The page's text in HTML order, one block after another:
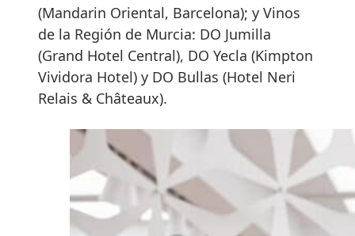
(Mandarin Oriental, Barcelona); y Vinos
de la Región de Murcia: DO Jumilla
(Grand Hotel Central), DO Yecla (Kimpton
Vividora Hotel) y DO Bullas (Hotel Neri
Relais & Châteaux).